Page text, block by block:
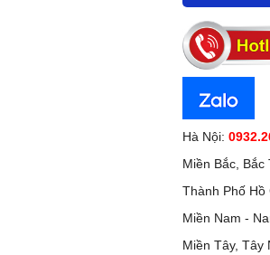
Hà Nội:
Miền Bắc, Bắc
Thành Phố Hồ
Miền Nam -
Miền Tây, Tây